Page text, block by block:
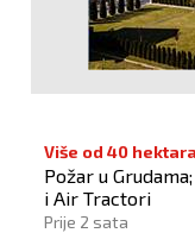
Više od 40 hektara
Požar u
i Air Tractori
Prije 2 sata